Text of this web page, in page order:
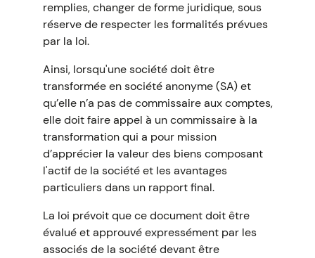
remplies, changer de forme juridique, sous
réserve de respecter les formalités prévues
par la loi.
Ainsi, lorsqu'une société doit être
transformée en société anonyme (SA) et
qu’elle n’a pas de commissaire aux comptes,
elle doit faire appel à un commissaire à la
transformation qui a pour mission
d’apprécier la valeur des biens composant
l'actif de la société et les avantages
particuliers dans un rapport final.
La loi prévoit que ce document doit être
évalué et approuvé expressément par les
associés de la société devant être